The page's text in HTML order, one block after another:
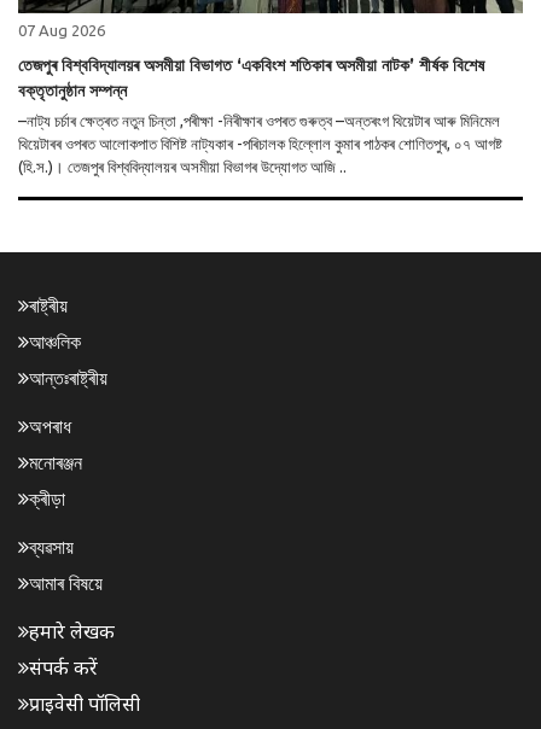
07 Aug 2026
তেজপুৰ বিশ্ববিদ্যালয়ৰ অসমীয়া বিভাগত ‘একবিংশ শতিকাৰ অসমীয়া নাটক’ শীৰ্ষক বিশেষ
বক্তৃতানুষ্ঠান সম্পন্ন
–নাট্য চৰ্চাৰ ক্ষেত্ৰত নতুন চিন্তা ,পৰীক্ষা -নিৰীক্ষাৰ ওপৰত গুৰুত্ব –অন্তৰংগ থিয়েটাৰ আৰু মিনিমেল
থিয়েটাৰৰ ওপৰত আলোকপাত বিশিষ্ট নাট্যকাৰ -পৰিচালক হিল্লোল কুমাৰ পাঠকৰ শোণিতপুৰ, ০৭ আগষ্ট
(হি.স.)। তেজপুৰ বিশ্ববিদ্যালয়ৰ অসমীয়া বিভাগৰ উদ্যোগত আজি ..
ৰাষ্ট্ৰীয়
আঞ্চলিক
আন্তঃৰাষ্ট্ৰীয়
অপৰাধ
মনোৰঞ্জন
ক্ৰীড়া
ব্যৱসায়
আমাৰ বিষয়ে
हमारे लेखक
संपर्क करें
प्राइवेसी पॉलिसी